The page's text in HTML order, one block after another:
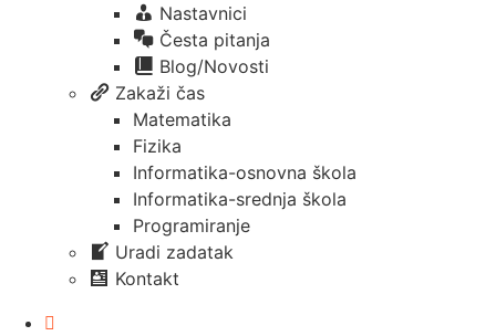
Nastavnici
Česta pitanja
Blog/Novosti
Zakaži čas
Matematika
Fizika
Informatika-osnovna škola
Informatika-srednja škola
Programiranje
Uradi zadatak
Kontakt